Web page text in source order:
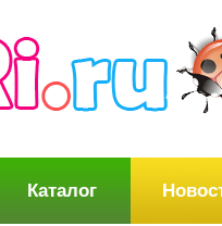
Каталог